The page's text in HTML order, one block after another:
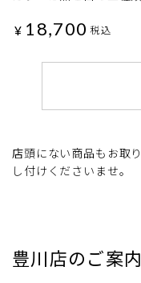
¥ 18,700 税込
店頭にない商品もお取
し付けくださいませ。
豊川店のご案内